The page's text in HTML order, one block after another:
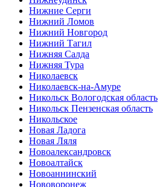
Нижние Серги
Нижний Ломов
Нижний Новгород
Нижний Тагил
Нижняя Салда
Нижняя Тура
Николаевск
Николаевск-на-Амуре
Никольск Вологодская область
Никольск Пензенская область
Никольское
Новая Ладога
Новая Ляля
Новоалександровск
Новоалтайск
Новоаннинский
Нововоронеж